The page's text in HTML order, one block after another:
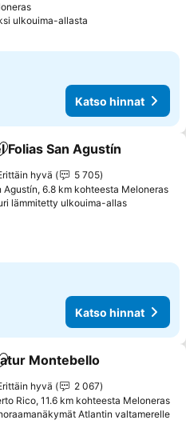
ulkouima-allasta
Katso hinnat
suosikkeihin
Folias San Agustín
hyvä
5 705
Agustín, 6.8 km kohteesta Meloneras
lämmitetty ulkouima-allasKatso
Katso hinnat
suosikkeihin
Montebello
hyvä
2 067
Rico, 11.6 km kohteesta Meloneras
Atlantin valtamerelle